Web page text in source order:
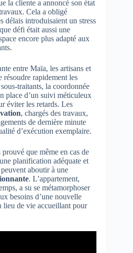
la cliente a annoncé son état
Cela a obligé
délais introduisaient un stress
défi était aussi une
encore plus adapté aux
entre Maïa, les artisans et
résoudre rapidement les
traitants, la coordonnée
place d’un suivi méticuleux
éviter les retards. Les
, chargés des travaux,
de dernière minute
d’exécution exemplaire.
que même en cas de
planification adéquate et
aboutir à une
. L’appartement,
a su se métamorphoser
besoins d’une nouvelle
lieu de vie accueillant pour